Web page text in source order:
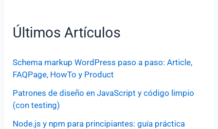
Últimos Artículos
Schema markup WordPress paso a paso: Article,
FAQPage, HowTo y Product
Patrones de diseño en JavaScript y código limpio
(con testing)
Node.js y npm para principiantes: guía práctica